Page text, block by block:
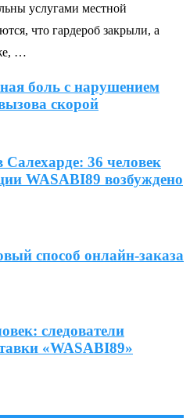
услугами местной
что гардероб закрыли, а
…
боль с нарушением
скорой
Салехарде: 36 человек
WASABI89 возбуждено
способ онлайн-заказа
следователи
«WASABI89»